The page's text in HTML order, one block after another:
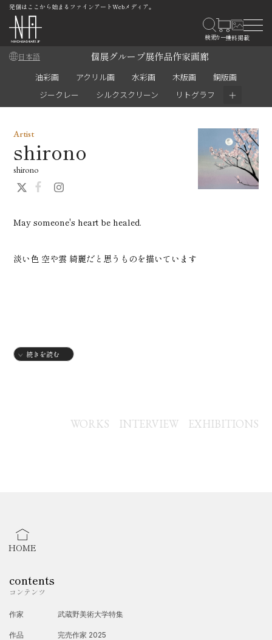
発信はここから始まるファインアートWebメディア。
日本語 個展グループ展作品作家画廊
油彩画 アクリル画 水彩画 木版画
銅版画
ジークレー
シルクスクリーン リトグラフ ＋
May someone's heart be healed.
淡い色 空や雲 綺麗だと思うものを描いています
【グループ展】
続きを読む
Artist
shirono
shirono
WORKS INTERVIEW EXHIBITIONS
HOME
contents
コンテンツ
作家
作品
武蔵野美術大学特集
完売作家 2025